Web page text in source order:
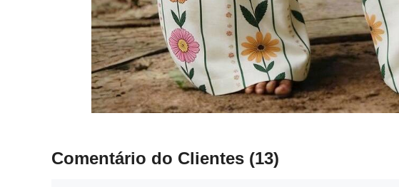
Comentário do Clientes (13)